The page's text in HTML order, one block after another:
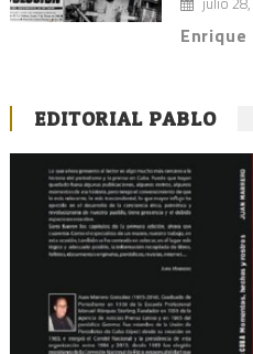
Enrique
EDITORIAL PABLO